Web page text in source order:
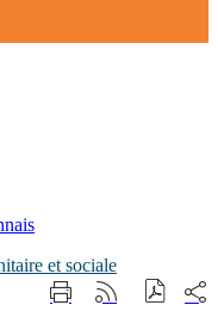
et sociale
ImprimerGénérer
sur